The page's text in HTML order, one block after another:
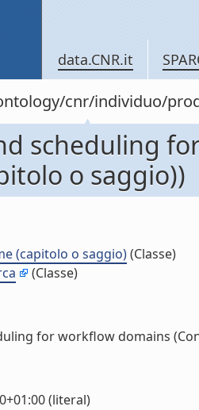
data.CNR.it
cnr/individuo/
scheduling
o saggio))
(capitolo o saggio)(Classe)
(Classe)
for workflow domains
(literal)